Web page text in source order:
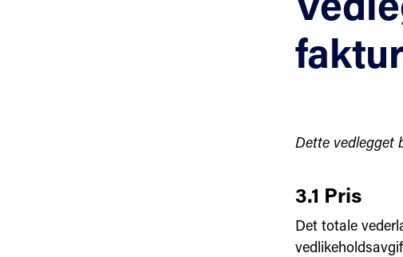
Dette vedlegget
3.1 Pris
Det totale